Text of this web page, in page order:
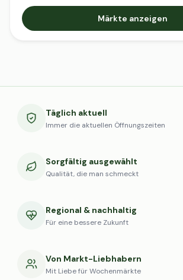
Märkte anzeigen
Täglich aktuell
Immer die aktuellen Öffnungszeiten
Sorgfältig ausgewählt
Qualität, die man schmeckt
Regional & nachhaltig
Für eine bessere Zukunft
Von Markt-Liebhabern
Mit Liebe für Wochenmärkte